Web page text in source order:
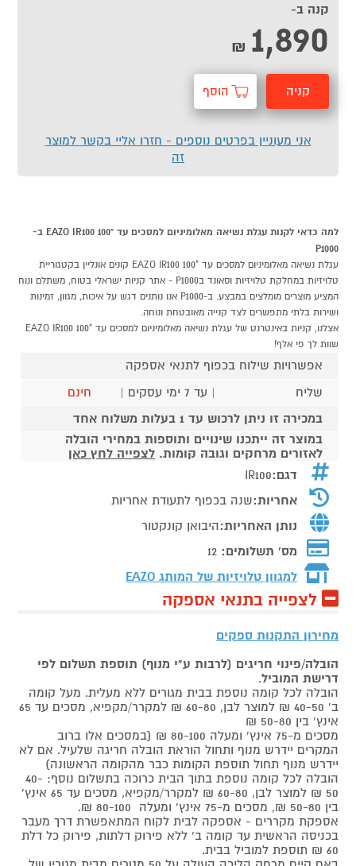
קנה ב-
1,890
₪
קניה הוסף
אני מעוניין בפרטים נוספים - חזרו אליי בקשר למוצר
זה
למה כדאי לקנות עגלת נשיאה מאלומיניום למסכים עד "100 EAZO IR100 ב-
P1000
עגלת נשיאה מאלומיניום למסכים עד "100 EAZO IR100 קונים אונליין בקטגוריית
טלויזיות במחלקת טלויזיות וסאונד בP1000 - אתר קניות ישראלי בטוח, משתלם ונוח
המציע מוצרים מומלצים במבצע. ב-P1000 אנו נותנים דגש על איכות, מגוון, זמינות
ושירות בלתי מתפשרים לצד קנייה מאובטחת ונוחה.
אצלנו, קניות באינטרנט של עגלת נשיאה מאלומיניום למסכים עד "100 EAZO IR100
שוות לך פי אלף!
אפשרויות שילוח בכפוף לתנאי אספקה
שליח
| עד 7 ימי עסקים |
חינם
במכירה זו ניתן לרכוש עד 1 בעלות משלוח אחד
במוצר זה ייתכנו שינויים ותוספות במחירי הובלה
לאזורים מרחקים וגובה קומות. לצפייה לחץ כאן
דגם:IR100
אחריות:שנה בכפוף לתעודת אחריות
נותן האחריות:היבואן קונקטור
מס' תשלומים: 12
למגוון טלויזיות של המותג EAZO
לצפייה בתנאי אספקה
מחירון התקנות ספקים
הובלה/פינוי חריגים (לרבות ע"י מנוף) תוספת תשלום לפי
דרישת המוביל.
הובלה לכל קומה נוספת בבית מגורים ללא מעלית. מעל קומה
ב' 40-50 ₪ למוצר לבן, 60-80 ₪ למקרר/מקפיא, מסכים עד 65
אינץ' בין 50-80 ₪
מסכים מ-75 אינץ' ומעלה 80-100 ₪ (במסכים אלו ברוב
המקרים יידרש מנוף ותחול הוראת הובלה חריגה שלעיל. אם לא
יידרש מנוף תחול תוספת הקומות כבר מהקומה הראשונה)
הובלה לכל קומה נוספת בתוך הבית כרוכה בתשלום נוסף: 40-
50 ₪ למוצר לבן, 60-80 ₪ למקרר/מקפיא, מסכים עד 65 אינץ'
בין 50-80 ₪, מסכים מ-75 אינץ' ומעלה 80-100 ₪.
אספקת מקררים - אספקה לבית לקוח המתאפשרת דרך מעבר
בכניסה הראשית עד קומה ב' ללא פירוק דלתות, פירוק כל דלת
60 ₪ תוספת למוביל בבית.